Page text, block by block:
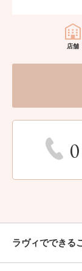
店舗
ラヴィでできる